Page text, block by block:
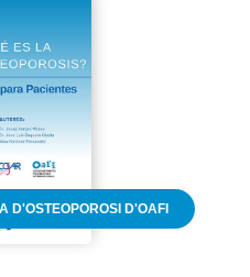
D'OSTEOPOROSI D'OAFI